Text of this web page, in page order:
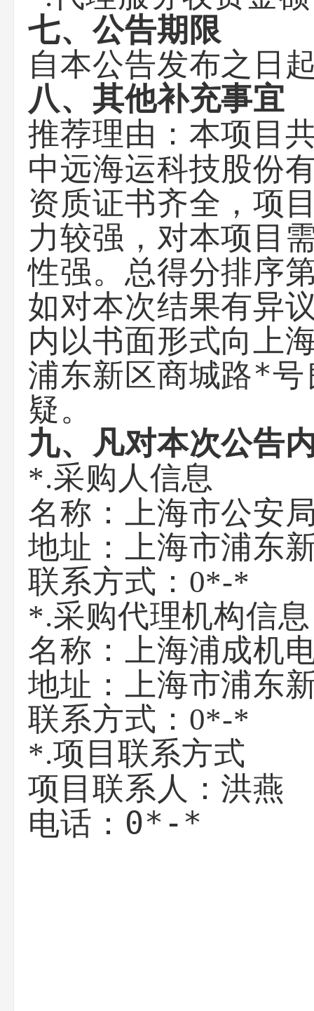
七、公告期限
自本公告发布之日
八、其他补充事宜
推荐理由： 本项目
中远海运科技股份
资质证书齐全，项
力较强，对本项目
性强。总得分排序
如对本次结果有异
内以书面形式向上
浦东新区商城路*
疑。
九、凡对本次公告
*.采购人信息
名称： 上海市公安
地址： 上海市浦东
联系方式： 0*-*
*.采购代理机构信息
名称： 上海浦成机
地址： 上海市浦东
联系方式： 0*-*
*.项目联系方式
项目联系人： 洪燕
电话： 0*-*